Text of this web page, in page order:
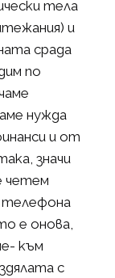
тела
и
срада
по
нужда
и от
значи
четем
е онова,
към
с